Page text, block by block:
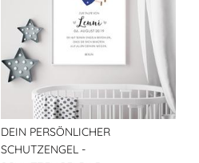
DEIN PERSÖNLICHER
SCHUTZENGEL -